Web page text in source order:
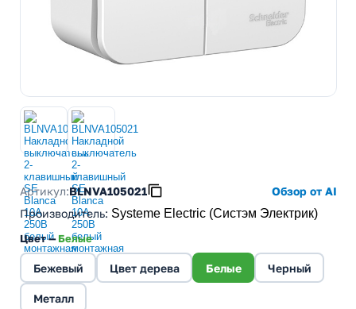
Артикул:BLNVA105021
Обзор от AI
Производитель: Systeme Electric (Систэм Электрик)
Цвет —Белые
Бежевый Цвет дерева Белые Черный
Металл